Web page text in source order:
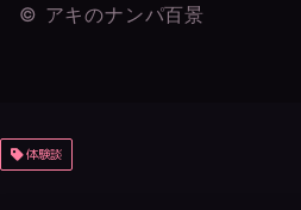
© アキのナンパ百景
体験談